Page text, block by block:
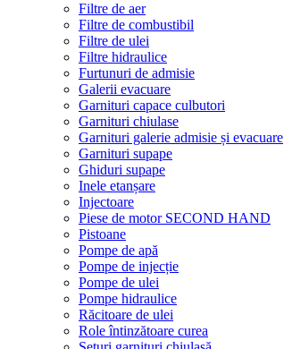
Filtre de aer
Filtre de combustibil
Filtre de ulei
Filtre hidraulice
Furtunuri de admisie
Galerii evacuare
Garnituri capace culbutori
Garnituri chiulase
Garnituri galerie admisie și evacuare
Garnituri supape
Ghiduri supape
Inele etanșare
Injectoare
Piese de motor SECOND HAND
Pistoane
Pompe de apă
Pompe de injecție
Pompe de ulei
Pompe hidraulice
Răcitoare de ulei
Role întinzătoare curea